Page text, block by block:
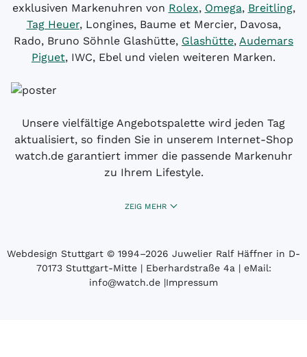
exklusiven Markenuhren von Rolex, Omega, Breitling,
Tag Heuer, Longines, Baume et Mercier, Davosa,
Rado, Bruno Söhnle Glashütte, Glashütte, Audemars
Piguet, IWC, Ebel und vielen weiteren Marken.
Unsere vielfältige Angebotspalette wird jeden Tag
aktualisiert, so finden Sie in unserem Internet-Shop
watch.de garantiert immer die passende Markenuhr
zu Ihrem Lifestyle.
ZEIG MEHR
Webdesign Stuttgart © 1994­–2026 Juwelier Ralf Häffner in D-
70173 Stuttgart-Mitte | Eberhardstraße 4a | eMail:
info@watch.de |Impressum